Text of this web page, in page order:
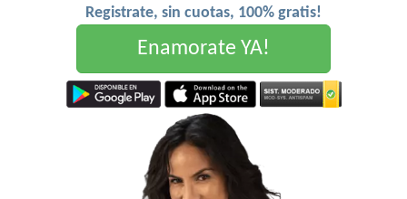
Registrate, sin cuotas, 100% gratis!
Enamorate YA!